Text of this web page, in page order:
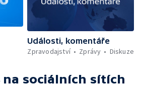
Události, komentáře
Zpravodajství
Zprávy Diskuze
na sociálních sítích